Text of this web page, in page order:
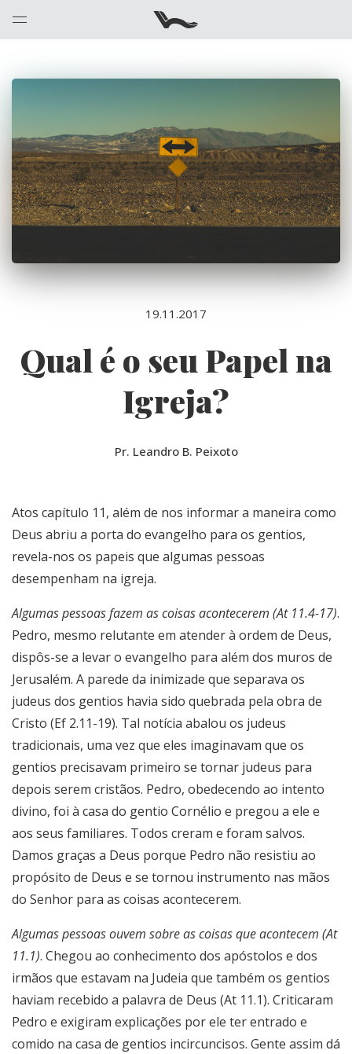
19.11.2017
Qual é o seu Papel na
Igreja?
Pr. Leandro B. Peixoto
Atos capítulo 11, além de nos informar a maneira como
Deus abriu a porta do evangelho para os gentios,
revela-nos os papeis que algumas pessoas
desempenham na igreja.
Algumas pessoas fazem as coisas acontecerem (At 11.4-17).
Pedro, mesmo relutante em atender à ordem de Deus,
dispôs-se a levar o evangelho para além dos muros de
Jerusalém. A parede da inimizade que separava os
judeus dos gentios havia sido quebrada pela obra de
Cristo (Ef 2.11-19). Tal notícia abalou os judeus
tradicionais, uma vez que eles imaginavam que os
gentios precisavam primeiro se tornar judeus para
depois serem cristãos. Pedro, obedecendo ao intento
divino, foi à casa do gentio Cornélio e pregou a ele e
aos seus familiares. Todos creram e foram salvos.
Damos graças a Deus porque Pedro não resistiu ao
propósito de Deus e se tornou instrumento nas mãos
do Senhor para as coisas acontecerem.
Algumas pessoas ouvem sobre as coisas que acontecem (At
11.1). Chegou ao conhecimento dos apóstolos e dos
irmãos que estavam na Judeia que também os gentios
haviam recebido a palavra de Deus (At 11.1). Criticaram
Pedro e exigiram explicações por ele ter entrado e
comido na casa de gentios incircuncisos. Gente assim dá